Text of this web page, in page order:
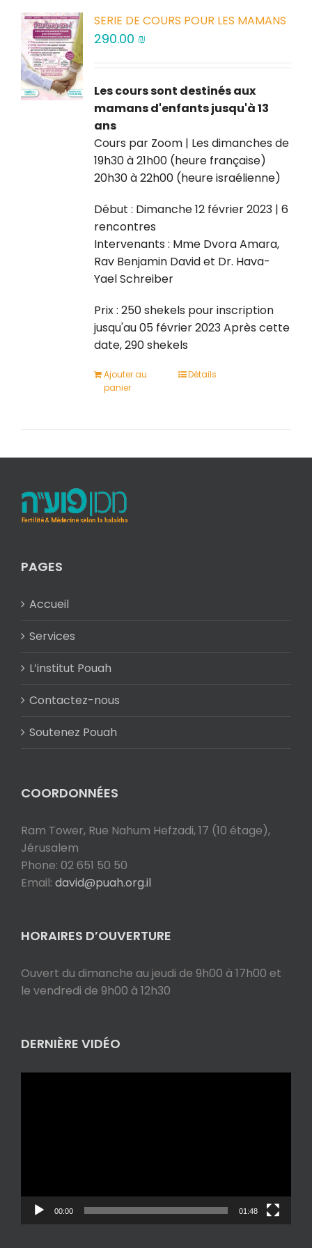
SERIE DE COURS POUR LES MAMANS
290.00 ₪
Les cours sont destinés aux
mamans d'enfants jusqu'à 13
ans
Cours par Zoom | Les dimanches de
19h30 à 21h00 (heure française)
20h30 à 22h00 (heure israélienne)
Début : Dimanche 12 février 2023 | 6
rencontres
Intervenants : Mme Dvora Amara,
Rav Benjamin David et Dr. Hava-
Yael Schreiber
Prix : 250 shekels pour inscription
jusqu'au 05 février 2023 Après cette
date, 290 shekels
Ajouter au
panier
Détails
PAGES
Accueil
Services
L’institut Pouah
Contactez-nous
Soutenez Pouah
COORDONNÉES
Ram Tower, Rue Nahum Hefzadi, 17 (10 étage),
Jérusalem
Phone: 02 651 50 50
Email: david@puah.org.il
HORAIRES D’OUVERTURE
Ouvert du dimanche au jeudi de 9h00 à 17h00 et
le vendredi de 9h00 à 12h30
DERNIÈRE VIDÉO
00:00 01:48